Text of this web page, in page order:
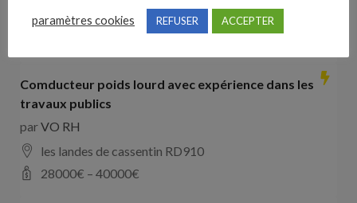
parHays France
Comducteur poids lourd avec expérience dans les
travaux publics
parVO RH
les landes de cassentin RD910
28000€ – 40000€
paramètres cookies REFUSER ACCEPTER